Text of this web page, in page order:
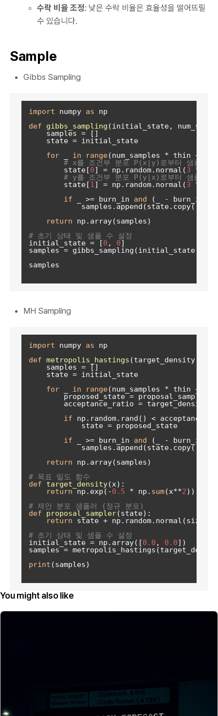
수락 비율 조정: 낮은 수락 비율은 효율성을 떨어뜨릴
수 있습니다.
Sample
Gibbs Sampling
import numpy as np
def
gibbs_sampling (initial_state,
    samples = []
    state = initial_state
for
in range(num_samples * thin +
# x를 조건부 분포 P(x|y)로부터 샘플링
        state[
0] = np.random.normal(3 *
# y를 조건부 분포 P(y|x)로부터 샘플링
        state[
1] = np.random.normal(3 *
if _ >= burn_in and (_ - burn_in)
            samples.append(state.copy())
return np.array(samples)
# 초기 상태 및 샘플 수 설정
initial_state = [0 , 0]
samples = gibbs_sampling(initial_state,
samples
MH Sampling
import numpy as np
def metropolis_hastings (target_density,
    samples = []
    state = initial_state
for
in range(num_samples * thin +
proposed_state =
acceptance_ratio =
if np.random.rand() <
            state = proposed_state
if _ >= burn_in and (_ - burn_in)
            samples.append(state.copy())
return np.array(samples)
# 목표 밀도 함수
def
target_density(x):
return np.exp(-0.5 * np. sum(x**2))
# 제안 분포 샘플러 (정규 분포)
def
proposal_sampler(state):
return state +
# 초기 상태 및 샘플 수 설정
initial_state = np.array([0.0 , 0.0])
samples =
print (samples)
You might also like